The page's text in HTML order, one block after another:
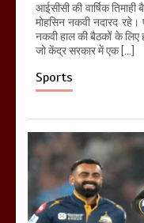
आईसीसी की वार्षिक
मोहसिन नकवी नदारद रहे।
नकवी हाल की बैठकों के लिए
जो केंद्र सरकार में एक […]
Sports